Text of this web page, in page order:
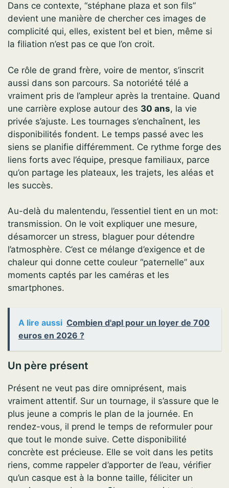
Dans ce contexte, “stéphane plaza et son fils”
devient une manière de chercher ces images de
complicité qui, elles, existent bel et bien, même si
la filiation n’est pas ce que l’on croit.
Ce rôle de grand frère, voire de mentor, s’inscrit
aussi dans son parcours. Sa notoriété télé a
vraiment pris de l’ampleur après la trentaine. Quand
une carrière explose autour des 30 ans, la vie
privée s’ajuste. Les tournages s’enchaînent, les
disponibilités fondent. Le temps passé avec les
siens se planifie différemment. Ce rythme forge des
liens forts avec l’équipe, presque familiaux, parce
qu’on partage les plateaux, les trajets, les aléas et
les succès.
Au-delà du malentendu, l’essentiel tient en un mot:
transmission. On le voit expliquer une mesure,
désamorcer un stress, blaguer pour détendre
l’atmosphère. C’est ce mélange d’exigence et de
chaleur qui donne cette couleur “paternelle” aux
moments captés par les caméras et les
smartphones.
A lire aussi Combien d'apl pour un loyer de 700
euros en 2026 ?
Un père présent
Présent ne veut pas dire omniprésent, mais
vraiment attentif. Sur un tournage, il s’assure que le
plus jeune a compris le plan de la journée. En
rendez-vous, il prend le temps de reformuler pour
que tout le monde suive. Cette disponibilité
concrète est précieuse. Elle se voit dans les petits
riens, comme rappeler d’apporter de l’eau, vérifier
qu’un casque est à la bonne taille, féliciter un